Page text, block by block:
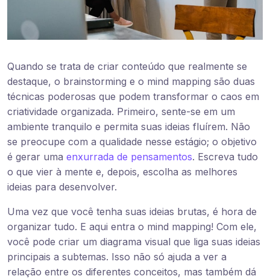
Quando se trata de criar conteúdo que realmente se
destaque, o brainstorming e o mind mapping são duas
técnicas poderosas que podem transformar o caos em
criatividade organizada. Primeiro, sente-se em um
ambiente tranquilo e permita suas ideias fluírem. Não
se preocupe com a qualidade nesse estágio; o objetivo
é gerar uma enxurrada de pensamentos. Escreva tudo
o que vier à mente e, depois, escolha as melhores
ideias para desenvolver.
Uma vez que você tenha suas ideias brutas, é hora de
organizar tudo. E aqui entra o mind mapping! Com ele,
você pode criar um diagrama visual que liga suas ideias
principais a subtemas. Isso não só ajuda a ver a
relação entre os diferentes conceitos, mas também dá